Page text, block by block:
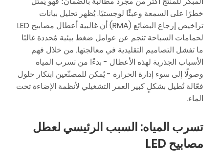
خطرًا على السمعة وعبئًا لوجستيًا. يُظهر تحليل بيانات
تراخيص إرجاع البضائع (RMA) أن غالبية أعطال مصابيح LED
لحمامات السباحة تنجم عن عوامل ضغط بيئية مُحددة غالبًا
ما تفشل التصاميم التقليدية في معالجتها. من خلال فهم
الأسباب الجذرية لهذه الأعطال - بدءًا من تسرب المياه
وصولًا إلى سوء إدارة الحرارة - يُمكن للمصنّعين ابتكار حلول
فعّالة تُطيل بشكلٍ كبير العمر التشغيلي لأنظمة الإضاءة تحت
الماء.
تسرب المياه: السبب الرئيسي لعطل
مصابيح LED